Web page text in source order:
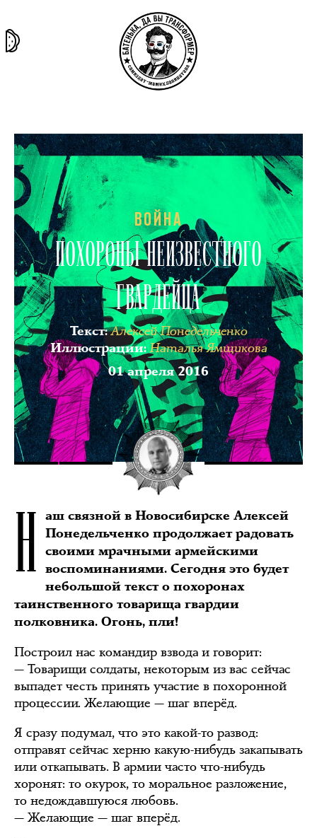
история материясекты
ВОЙНА
ПОХОРОНЫ НЕИЗВЕСТНОГО
ГВАРДЕЙЦА
Текст:Алексей Понедельченко
Иллюстрации:Наталья Ямщикова
01 апреля 2016
Н аш связной в Новосибирске Алексей
Понедельченко продолжает радовать
своими мрачными армейскими
воспоминаниями. Сегодня это будет
небольшой текст о похоронах
таинственного товарища гвардии
полковника. Огонь, пли!
Построил нас командир взвода и говорит:
— Товарищи солдаты, некоторым из вас сейчас
выпадет честь принять участие в похоронной
процессии. Желающие — шаг вперёд.
Я сразу подумал, что это какой-то развод:
отправят сейчас херню какую-нибудь закапывать
или откапывать. В армии часто что-нибудь
хоронят: то окурок, то моральное разложение,
то недождавшуюся любовь.
— Желающие — шаг вперёд.